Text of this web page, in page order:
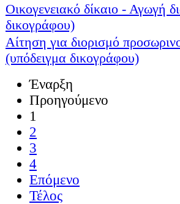
Οικογενειακό δίκαιο - Αγωγή
δικογράφου)
Αίτηση για διορισμό
(υπόδειγμα δικογράφου)
Έναρξη
Προηγούμενο
1
2
3
4
Επόμενο
Τέλος